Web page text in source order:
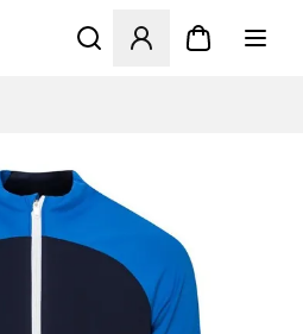
Megnyit egy modált a